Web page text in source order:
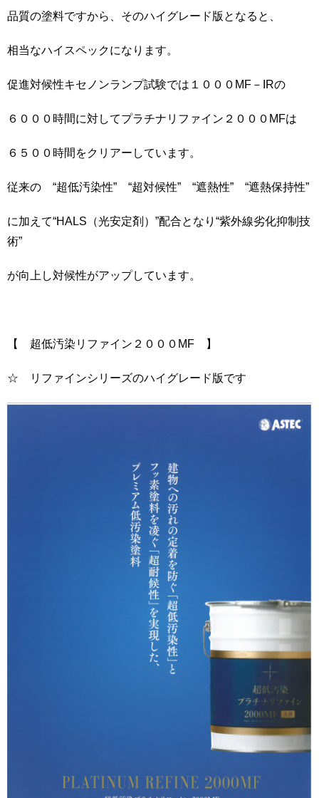
品質の塗料ですから、そのハイグレード版となると、
相当なハイスペックになります。
促進対候性キセノンランプ試験では１０００MF－IRの
６０００時間に対してプラチナリファイン２０００MFは
６５００時間をクリアーしています。
従来の “超低汚染性” “超対候性” “遮熱性” “遮熱保持性”
に加えて“HALS（光安定剤）”配合となり“紫外線劣化抑制技
術”
が向上し対候性がアップしています。
【 超低汚染リファイン２０００MF 】
☆ リファインシリーズのハイグレード版です